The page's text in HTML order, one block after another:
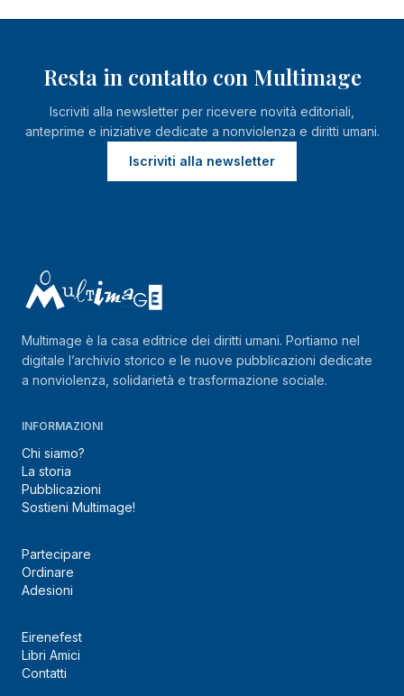
Resta in contatto con Multimage
Iscriviti alla newsletter per ricevere novità editoriali,
anteprime e iniziative dedicate a nonviolenza e diritti umani.
Iscriviti alla newsletter
Multimage è la casa editrice dei diritti umani. Portiamo nel
digitale l’archivio storico e le nuove pubblicazioni dedicate
a nonviolenza, solidarietà e trasformazione sociale.
INFORMAZIONI
Chi siamo?
La storia
Pubblicazioni
Sostieni Multimage!
Partecipare
Ordinare
Adesioni
Eirenefest
Libri Amici
Contatti